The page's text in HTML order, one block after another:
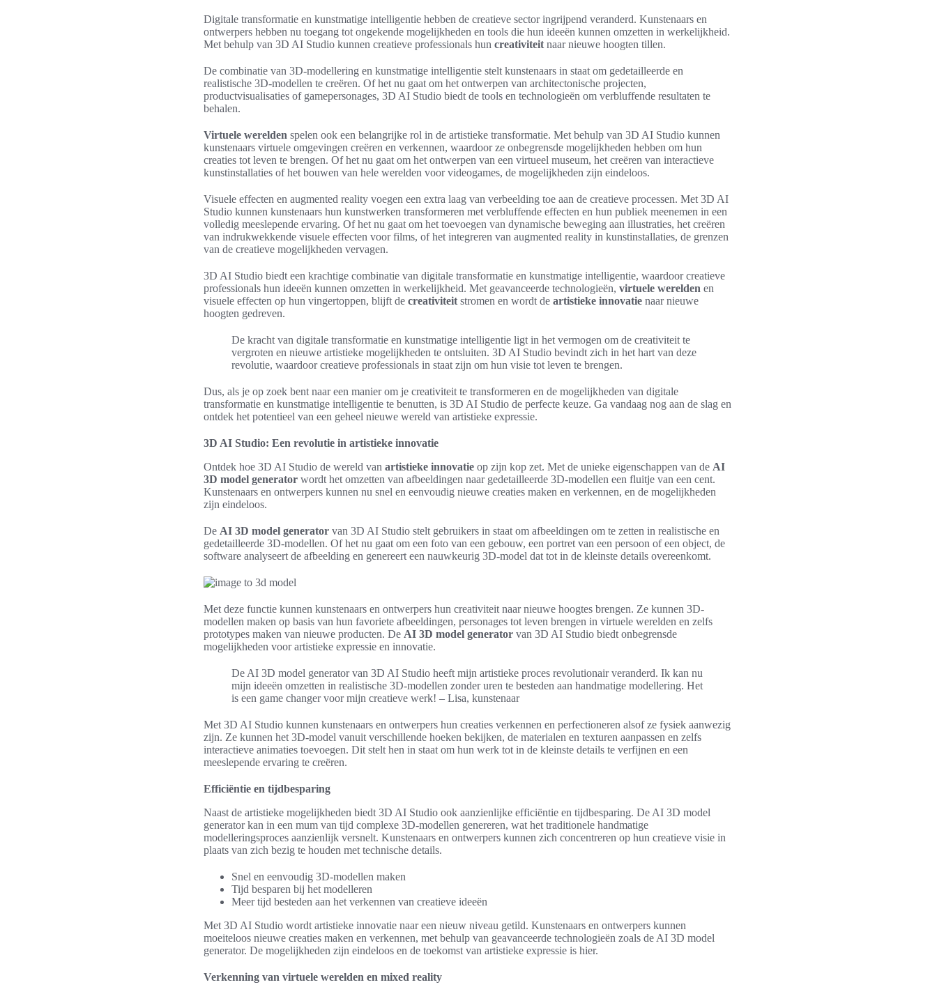
Digitale transformatie en kunstmatige intelligentie hebben de creatieve sector ingrijpend veranderd. Kunstenaars en
ontwerpers hebben nu toegang tot ongekende mogelijkheden en tools die hun ideeën kunnen omzetten in werkelijkheid.
Met behulp van 3D AI Studio kunnen creatieve professionals hun creativiteit naar nieuwe hoogten tillen.
De combinatie van 3D-modellering en kunstmatige intelligentie stelt kunstenaars in staat om gedetailleerde en
realistische 3D-modellen te creëren. Of het nu gaat om het ontwerpen van architectonische projecten,
productvisualisaties of gamepersonages, 3D AI Studio biedt de tools en technologieën om verbluffende resultaten te
behalen.
Virtuele werelden spelen ook een belangrijke rol in de artistieke transformatie. Met behulp van 3D AI Studio kunnen
kunstenaars virtuele omgevingen creëren en verkennen, waardoor ze onbegrensde mogelijkheden hebben om hun
creaties tot leven te brengen. Of het nu gaat om het ontwerpen van een virtueel museum, het creëren van interactieve
kunstinstallaties of het bouwen van hele werelden voor videogames, de mogelijkheden zijn eindeloos.
Visuele effecten en augmented reality voegen een extra laag van verbeelding toe aan de creatieve processen. Met 3D AI
Studio kunnen kunstenaars hun kunstwerken transformeren met verbluffende effecten en hun publiek meenemen in een
volledig meeslepende ervaring. Of het nu gaat om het toevoegen van dynamische beweging aan illustraties, het creëren
van indrukwekkende visuele effecten voor films, of het integreren van augmented reality in kunstinstallaties, de grenzen
van de creatieve mogelijkheden vervagen.
3D AI Studio biedt een krachtige combinatie van digitale transformatie en kunstmatige intelligentie, waardoor creatieve
professionals hun ideeën kunnen omzetten in werkelijkheid. Met geavanceerde technologieën, virtuele werelden en
visuele effecten op hun vingertoppen, blijft de creativiteit stromen en wordt de artistieke innovatie naar nieuwe
hoogten gedreven.
De kracht van digitale transformatie en kunstmatige intelligentie ligt in het vermogen om de creativiteit te
vergroten en nieuwe artistieke mogelijkheden te ontsluiten. 3D AI Studio bevindt zich in het hart van deze
revolutie, waardoor creatieve professionals in staat zijn om hun visie tot leven te brengen.
Dus, als je op zoek bent naar een manier om je creativiteit te transformeren en de mogelijkheden van digitale
transformatie en kunstmatige intelligentie te benutten, is 3D AI Studio de perfecte keuze. Ga vandaag nog aan de slag en
ontdek het potentieel van een geheel nieuwe wereld van artistieke expressie.
3D AI Studio: Een revolutie in artistieke innovatie
Ontdek hoe 3D AI Studio de wereld van artistieke innovatie op zijn kop zet. Met de unieke eigenschappen van de AI
3D model generator wordt het omzetten van afbeeldingen naar gedetailleerde 3D-modellen een fluitje van een cent.
Kunstenaars en ontwerpers kunnen nu snel en eenvoudig nieuwe creaties maken en verkennen, en de mogelijkheden
zijn eindeloos.
De AI 3D model generator van 3D AI Studio stelt gebruikers in staat om afbeeldingen om te zetten in realistische en
gedetailleerde 3D-modellen. Of het nu gaat om een foto van een gebouw, een portret van een persoon of een object, de
software analyseert de afbeelding en genereert een nauwkeurig 3D-model dat tot in de kleinste details overeenkomt.
Met deze functie kunnen kunstenaars en ontwerpers hun creativiteit naar nieuwe hoogtes brengen. Ze kunnen 3D-
modellen maken op basis van hun favoriete afbeeldingen, personages tot leven brengen in virtuele werelden en zelfs
prototypes maken van nieuwe producten. De AI 3D model generator van 3D AI Studio biedt onbegrensde
mogelijkheden voor artistieke expressie en innovatie.
De AI 3D model generator van 3D AI Studio heeft mijn artistieke proces revolutionair veranderd. Ik kan nu
mijn ideeën omzetten in realistische 3D-modellen zonder uren te besteden aan handmatige modellering. Het
is een game changer voor mijn creatieve werk! – Lisa, kunstenaar
Met 3D AI Studio kunnen kunstenaars en ontwerpers hun creaties verkennen en perfectioneren alsof ze fysiek aanwezig
zijn. Ze kunnen het 3D-model vanuit verschillende hoeken bekijken, de materialen en texturen aanpassen en zelfs
interactieve animaties toevoegen. Dit stelt hen in staat om hun werk tot in de kleinste details te verfijnen en een
meeslepende ervaring te creëren.
Efficiëntie en tijdbesparing
Naast de artistieke mogelijkheden biedt 3D AI Studio ook aanzienlijke efficiëntie en tijdbesparing. De AI 3D model
generator kan in een mum van tijd complexe 3D-modellen genereren, wat het traditionele handmatige
modelleringsproces aanzienlijk versnelt. Kunstenaars en ontwerpers kunnen zich concentreren op hun creatieve visie in
plaats van zich bezig te houden met technische details.
Snel en eenvoudig 3D-modellen maken
Tijd besparen bij het modelleren
Meer tijd besteden aan het verkennen van creatieve ideeën
Met 3D AI Studio wordt artistieke innovatie naar een nieuw niveau getild. Kunstenaars en ontwerpers kunnen
moeiteloos nieuwe creaties maken en verkennen, met behulp van geavanceerde technologieën zoals de AI 3D model
generator. De mogelijkheden zijn eindeloos en de toekomst van artistieke expressie is hier.
Verkenning van virtuele werelden en mixed reality